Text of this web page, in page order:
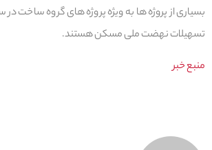
بسیاری از پروژه ها به ویژه پروژه های گروه ساخت
تسهیلات نهضت ملی مسکن هستند.
منبع خبر